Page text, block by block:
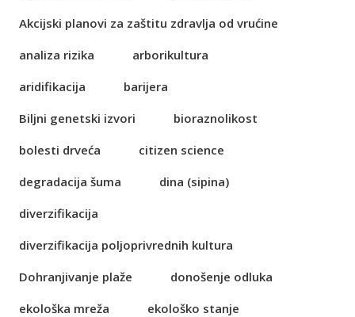
Akcijski planovi za zaštitu zdravlja od vrućine
analiza rizika
arborikultura
aridifikacija
barijera
Biljni genetski izvori
bioraznolikost
bolesti drveća
citizen science
degradacija šuma
dina (sipina)
diverzifikacija
diverzifikacija poljoprivrednih kultura
Dohranjivanje plaže
donošenje odluka
ekološka mreža
ekološko stanje